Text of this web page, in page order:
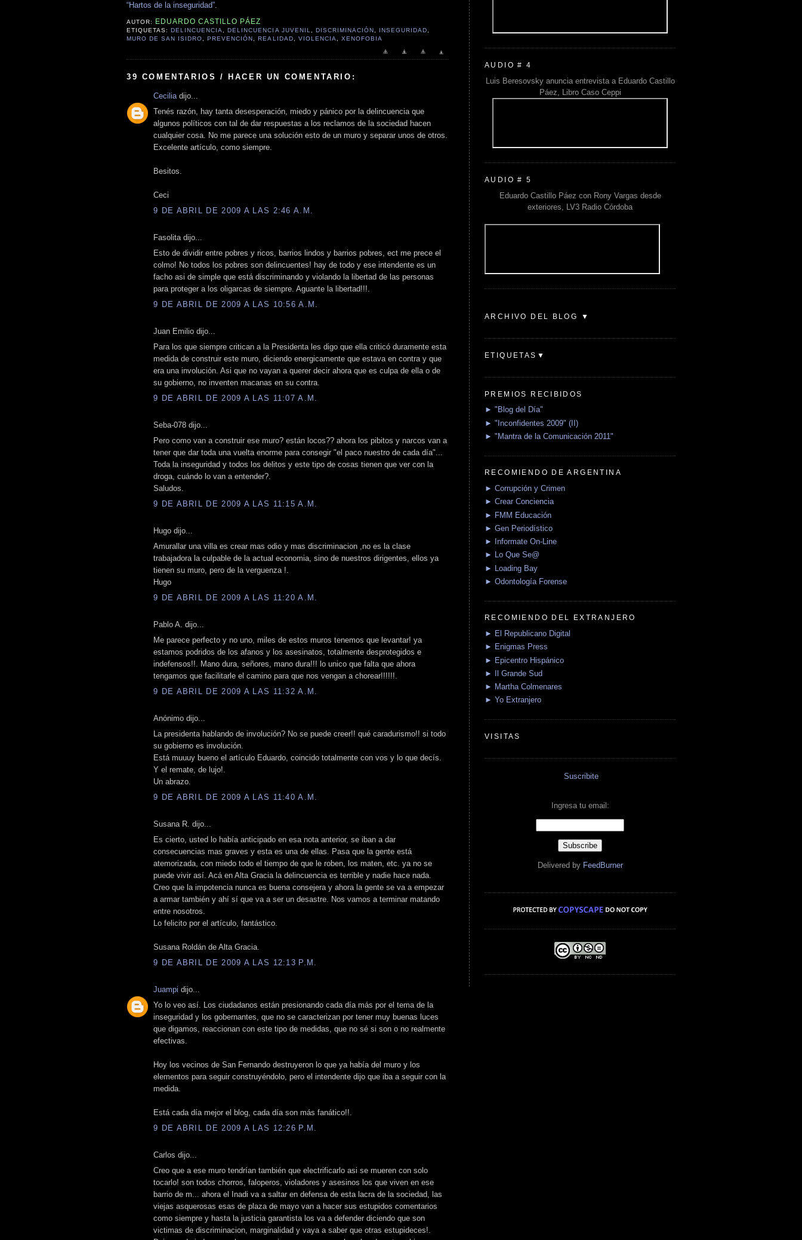
“Hartos de la inseguridad”.
AUTOR: EDUARDO CASTILLO PÁEZ
ETIQUETAS:DELINCUENCIA ,DELINCUENCIA JUVENIL DISCRIMINACIÓN INSEGURIDAD
MURO DE SAN ISIDRO
,PREVENCIÓN ,REALIDAD VIOLENCIA XENOFOBIA
39 COMENTARIOS / HACER UN COMENTARIO:
Cecilia dijo...
Tenés razón, hay tanta desesperación, miedo y pánico por la delincuencia que
algunos políticos con tal de dar respuestas a los reclamos de la sociedad hacen
cualquier cosa. No me parece una solución esto de un muro y separar unos de otros.
Excelente artículo, como siempre.
Besitos.
Ceci
9 DE ABRIL DE 2009 A LAS 2:46 A.M.
Fasolita dijo...
Esto de dividir entre pobres y ricos, barrios lindos y barrios pobres, ect me prece el
colmo! No todos los pobres son delincuentes! hay de todo y ese intendente es un
facho asi de simple que está discriminando y violando la libertad de las personas
para proteger a los oligarcas de siempre. Aguante la libertad!!!.
9 DE ABRIL DE 2009 A LAS 10:56 A.M.
Juan Emilio dijo...
Para los que siempre critican a la Presidenta les digo que ella criticó duramente esta
medida de construir este muro, diciendo energicamente que estava en contra y que
era una involución. Asi que no vayan a querer decir ahora que es culpa de ella o de
su gobierno, no inventen macanas en su contra.
9 DE ABRIL DE 2009 A LAS 11:07 A.M.
Seba-078 dijo...
Pero como van a construir ese muro? están locos?? ahora los pibitos y narcos van a
tener que dar toda una vuelta enorme para consegir "el paco nuestro de cada día"...
Toda la inseguridad y todos los delitos y este tipo de cosas tienen que ver con la
droga, cuándo lo van a entender?.
Saludos.
9 DE ABRIL DE 2009 A LAS 11:15 A.M.
Hugo dijo...
Amurallar una villa es crear mas odio y mas discriminacion ,no es la clase
trabajadora la culpable de la actual economia, sino de nuestros dirigentes, ellos ya
tienen su muro, pero de la verguenza !.
Hugo
9 DE ABRIL DE 2009 A LAS 11:20 A.M.
Pablo A. dijo...
Me parece perfecto y no uno, miles de estos muros tenemos que levantar! ya
estamos podridos de los afanos y los asesinatos, totalmente desprotegidos e
indefensos!!. Mano dura, señores, mano dura!!! lo unico que falta que ahora
tengamos que facilitarle el camino para que nos vengan a chorear!!!!!!.
9 DE ABRIL DE 2009 A LAS 11:32 A.M.
Anónimo dijo...
La presidenta hablando de involución? No se puede creer!! qué caradurismo!! si todo
su gobierno es involución.
Está muuuy bueno el artículo Eduardo, coincido totalmente con vos y lo que decís.
Y el remate, de lujo!.
Un abrazo.
9 DE ABRIL DE 2009 A LAS 11:40 A.M.
Susana R. dijo...
Es cierto, usted lo había anticipado en esa nota anterior, se iban a dar
consecuencias mas graves y esta es una de ellas. Pasa que la gente está
atemorizada, con miedo todo el tiempo de que le roben, los maten, etc. ya no se
puede vivir así. Acá en Alta Gracia la delincuencia es terrible y nadie hace nada.
Creo que la impotencia nunca es buena consejera y ahora la gente se va a empezar
a armar también y ahí sí que va a ser un desastre. Nos vamos a terminar matando
entre nosotros.
Lo felicito por el artículo, fantástico.
Susana Roldán de Alta Gracia.
9 DE ABRIL DE 2009 A LAS 12:13 P.M.
Juampi dijo...
Yo lo veo así. Los ciudadanos están presionando cada día más por el tema de la
inseguridad y los gobernantes, que no se caracterizan por tener muy buenas luces
que digamos, reaccionan con este tipo de medidas, que no sé si son o no realmente
efectivas.
Hoy los vecinos de San Fernando destruyeron lo que ya había del muro y los
elementos para seguir construyéndolo, pero el intendente dijo que iba a seguir con la
medida.
Está cada día mejor el blog, cada día son más fanático!!.
9 DE ABRIL DE 2009 A LAS 12:26 P.M.
Carlos dijo...
Creo que a ese muro tendrían también que electrificarlo asi se mueren con solo
tocarlo! son todos chorros, faloperos, violadores y asesinos los que viven en ese
barrio de m... ahora el Inadi va a saltar en defensa de esta lacra de la sociedad, las
viejas asquerosas esas de plaza de mayo van a hacer sus estupidos comentarios
como siempre y hasta la justicia garantista los va a defender diciendo que son
victimas de discriminacion, marginalidad y vaya a saber que otras estupideces!.
AUDIO # 4
Luis Beresovsky anuncia entrevista a Eduardo Castillo
Páez, Libro Caso Ceppi
AUDIO # 5
Eduardo Castillo Páez con Rony Vargas desde
exteriores, LV3 Radio Córdoba
ARCHIVO DEL BLOG ▼
ETIQUETAS▼
PREMIOS RECIBIDOS
► "Blog del Día"
► "Inconfidentes 2009" (II)
► "Mantra de la Comunicación 2011"
RECOMIENDO DE ARGENTINA
► Corrupción y Crimen
► Crear Conciencia
► FMM Educación
► Gen Periodístico
► Informate On-Line
► Lo Que Se@
► Loading Bay
► Odontología Forense
RECOMIENDO DEL EXTRANJERO
► El Republicano Digital
► Enigmas Press
► Epicentro Hispánico
► Il Grande Sud
► Martha Colmenares
► Yo Extranjero
VISITAS
Suscribite
Ingresa tu email:
Delivered by FeedBurner